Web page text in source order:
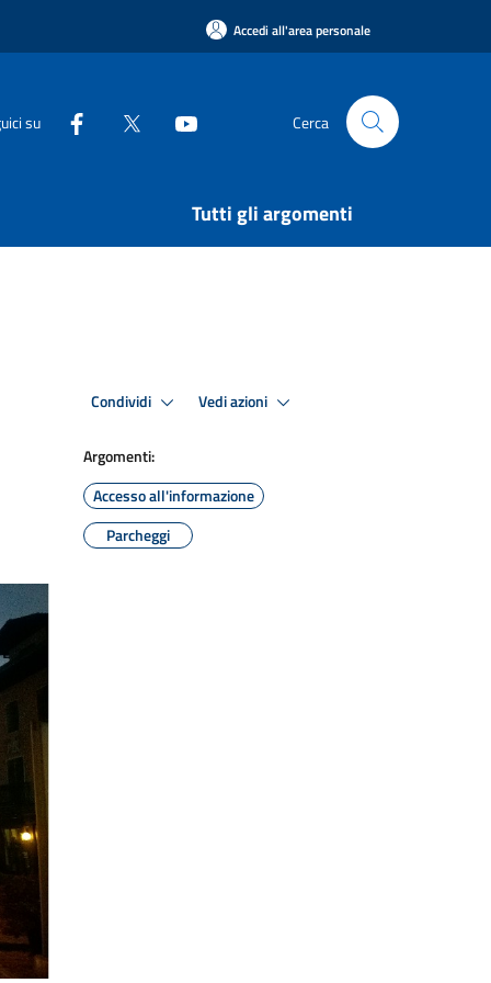
Accedi all'area personale
su Cerca
Tutti gli argomenti
Condividi Vedi azioni
Argomenti:
Accesso all'informazione
Parcheggi